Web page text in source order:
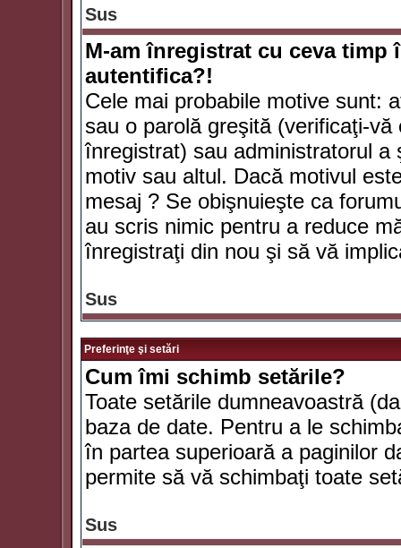
Sus
M-am înregistrat cu ceva timp
autentifica?!
Cele mai probabile motive sunt:
sau o parolă greşită (verificaţi-
înregistrat) sau administratorul
motiv sau altul. Dacă motivul
mesaj ? Se obişnuieşte ca
au scris nimic pentru a reduce
înregistraţi din nou şi să vă
Sus
Preferinţe şi setări
Cum îmi schimb setările?
Toate setările dumneavoastră
baza de date. Pentru a le
în partea superioară a paginilor
permite să vă schimbaţi toate
Sus